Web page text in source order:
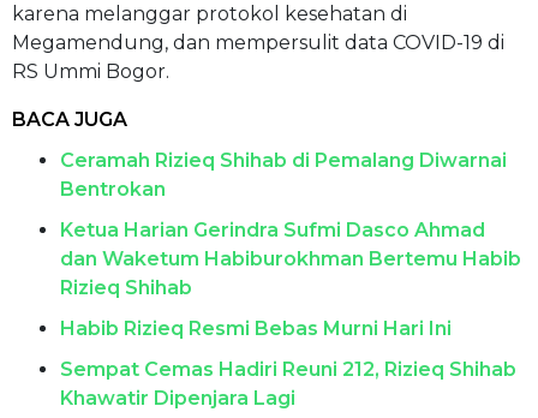
karena melanggar protokol kesehatan di
Megamendung, dan mempersulit data COVID-19 di
RS Ummi Bogor.
BACA JUGA
Ceramah Rizieq Shihab di Pemalang Diwarnai
Bentrokan
Ketua Harian Gerindra Sufmi Dasco Ahmad
dan Waketum Habiburokhman Bertemu Habib
Rizieq Shihab
Habib Rizieq Resmi Bebas Murni Hari Ini
Sempat Cemas Hadiri Reuni 212, Rizieq Shihab
Khawatir Dipenjara Lagi